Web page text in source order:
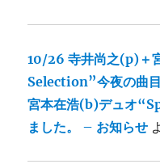
10/26 寺井尚之(p)＋
Selection”今夜の曲目
宮本在浩(b)デュオ
ました。 – お知らせ